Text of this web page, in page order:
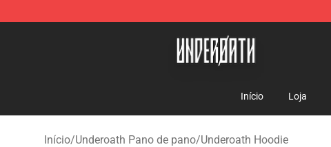
Underoath Store - Official Underoath Merchandise Shop
Início Loja
Início/Underoath Pano de pano/Underoath Hoodie